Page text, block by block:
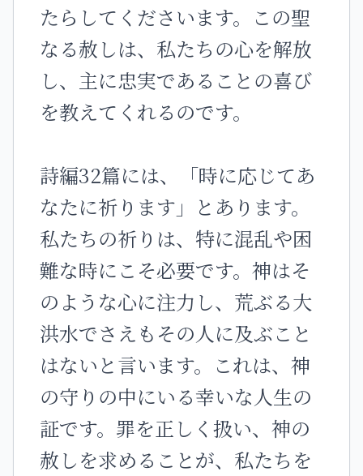
たらしてくださいます。この聖
なる赦しは、私たちの心を解放
し、主に忠実であることの喜び
を教えてくれるのです。
詩編32篇には、「時に応じてあ
なたに祈ります」とあります。
私たちの祈りは、特に混乱や困
難な時にこそ必要です。神はそ
のような心に注力し、荒ぶる大
洪水でさえもその人に及ぶこと
はないと言います。これは、神
の守りの中にいる幸いな人生の
証です。罪を正しく扱い、神の
赦しを求めることが、私たちを